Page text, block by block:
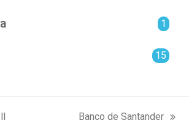
1
15
next
Banco de Santander